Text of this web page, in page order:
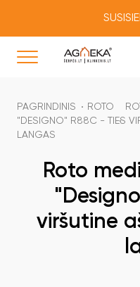
PAGRINDINIS ROTO
"DESIGNO" R88C - TIES
LANGAS
Roto
viršutine